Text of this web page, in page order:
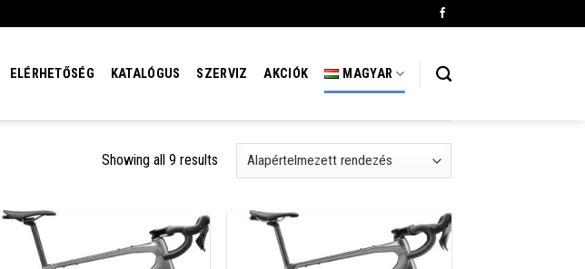
ELÉRHETŐSÉG KATALÓGUS SZERVIZ AKCIÓK MAGYAR
Showing all 9 results